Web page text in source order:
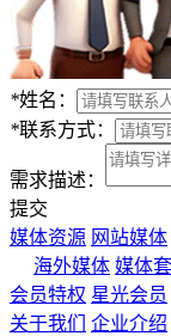
*姓名：
*联系方式：
需求描述：
提交
媒体资源 网站媒体
海外媒体 媒体
会员特权 星光会员
关于我们
企业介绍